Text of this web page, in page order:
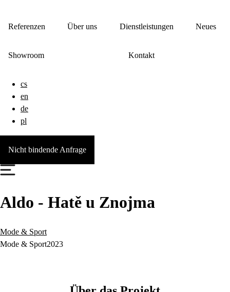
Referenzen Über uns Dienstleistungen Neues
Showroom Kontakt
cs
en
de
pl
Nicht bindende Anfrage
Aldo - Hatě u Znojma
Mode & Sport
Mode & Sport2023